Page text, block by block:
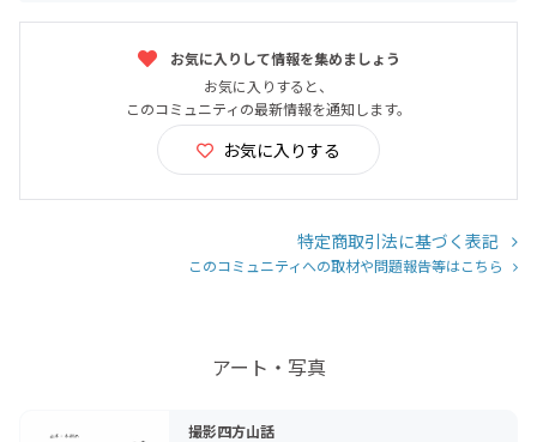
お気に入りして情報を集めましょう
お気に入りすると、
このコミュニティの最新情報を通知します。
お気に入りする
特定商取引法に基づく表記
このコミュニティへの取材や問題報告等はこちら
アート・写真
撮影四方山話